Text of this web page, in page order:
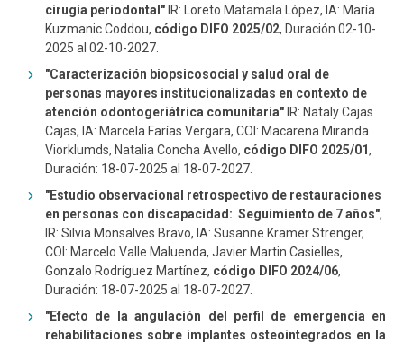
cirugía periodontal" IR: Loreto Matamala López, IA: María
Kuzmanic Coddou, código DIFO 2025/02, Duración 02-10-
2025 al 02-10-2027.
"Caracterización biopsicosocial y salud oral de
personas mayores institucionalizadas en contexto de
atención odontogeriátrica comunitaria" IR: Nataly Cajas
Cajas, IA: Marcela Farías Vergara, COI: Macarena Miranda
Viorklumds, Natalia Concha Avello, código DIFO 2025/01,
Duración: 18-07-2025 al 18-07-2027.
"Estudio observacional retrospectivo de restauraciones
en personas con discapacidad: Seguimiento de 7 años",
IR: Silvia Monsalves Bravo, IA: Susanne Krämer Strenger,
COl: Marcelo Valle Maluenda, Javier Martin Casielles,
Gonzalo Rodríguez Martínez, código DIFO 2024/06,
Duración: 18-07-2025 al 18-07-2027.
"Efecto de la angulación del perfil de emergencia en
rehabilitaciones sobre implantes osteointegrados en la